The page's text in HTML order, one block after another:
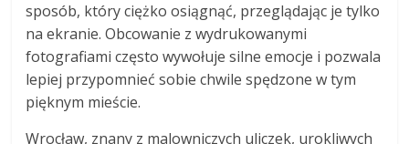
sposób, który ciężko osiągnąć, przeglądając je tylko
na ekranie. Obcowanie z wydrukowanymi
fotografiami często wywołuje silne emocje i pozwala
lepiej przypomnieć sobie chwile spędzone w tym
pięknym mieście.
Wrocław, znany z malowniczych uliczek, urokliwych